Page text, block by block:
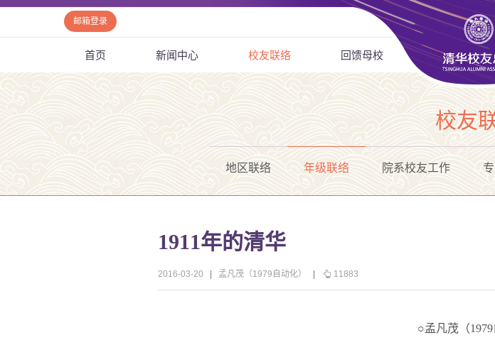
邮箱登录
首页 新闻中心 校友联络 回馈母校
校友
地区联络 年级联络 院系校友工作
1911年的清华
2016-03-20 孟凡茂（1979自动化） 11883
○孟凡茂（1979